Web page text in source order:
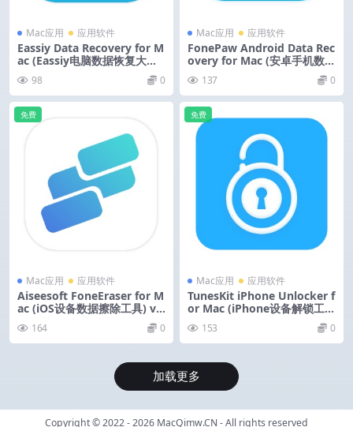
Mac应用 应用软件
Eassiy Data Recovery for M
ac (Eassiy电脑数据恢复大师)
v5.1.10 激活版
98 0
Mac应用 应用软件
FonePaw Android Data Rec
overy for Mac (安卓手机数据
恢复软件) v6.1.0 中文版
137 0
Mac应用 应用软件
Aiseesoft FoneEraser for M
ac (iOS设备数据擦除工具) v1.
0.22 激活版
免费
164 0
Mac应用 应用软件
TunesKit iPhone Unlocker f
or Mac (iPhone设备解锁工
具) v2.7.0 激活版
免费
153 0
加载更多
Copyright © 2022 - 2026 MacQimw.CN - All rights reserved